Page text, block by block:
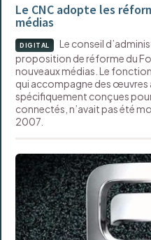
Le CNC adopte les
médias
DIGITAL
Le conseil
proposition de réforme du
nouveaux médias. Le
qui accompagne des œuvres
spécifiquement conçues
connectés, n’avait pas été
2007.